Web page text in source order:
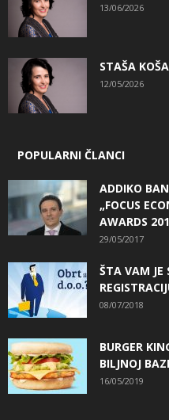
13/06/2026
STAŠA
12/05/2026
POPULARNI ČLANCI
ADDIKO
„FOCUS
AWARDS
29/05/2017
ŠTA VAM JE
08/07/2018
BURGER
BILJNOJ BAZI
16/05/2019